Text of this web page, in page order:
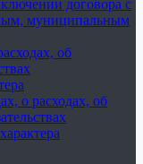
договора с
муниципальным
об
о расходах, об